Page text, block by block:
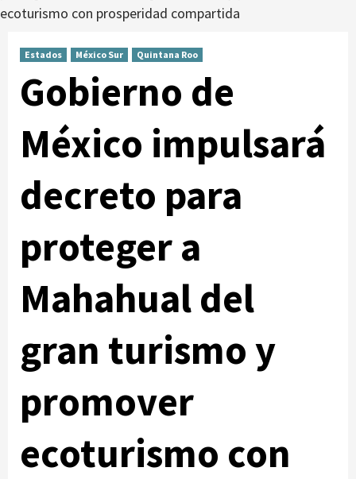
ecoturismo con prosperidad compartida
Estados México Sur Quintana Roo
Gobierno de
México impulsará
decreto para
proteger a
Mahahual del
gran turismo y
promover
ecoturismo con